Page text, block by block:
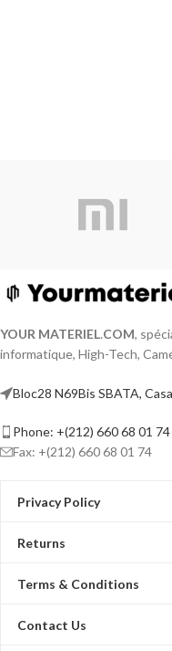
YOUR MATERIEL.COM,
informatique, High-Tech,
Bloc28 N69Bis SBATA,
Phone: +(212) 660 68 01 74
Fax: +(212) 660 68 01 74
Privacy Policy
Returns
Terms & Conditions
Contact Us